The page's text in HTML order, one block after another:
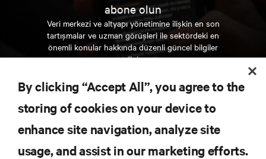
abone olun
Veri merkezi ve altyapı yönetimine ilişkin en son
tartışmalar ve uzman görüşleri ile sektördeki en
önemli konular hakkında düzenli güncel bilgiler
edinin.
ŞİMDİ KAYDOLUN
KAYNAKLAR
By clicking “Accept All”, you agree to the
storing of cookies on your device to
enhance site navigation, analyze site
usage, and assist in our marketing efforts.